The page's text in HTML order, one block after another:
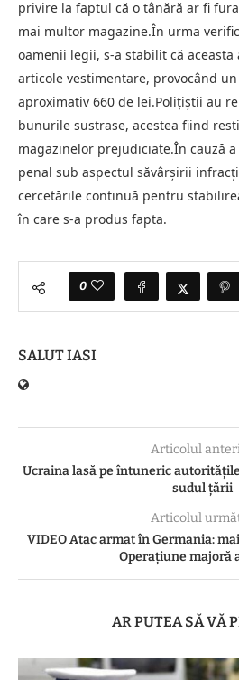
privire la faptul că o tânără ar fi
mai multor magazine.În urma
oamenii legii, s-a stabilit că
articole vestimentare, provocând
aproximativ 660 de lei.Polițiștii au
bunurile sustrase, acestea fiind
magazinelor prejudiciate.În cauză
penal sub aspectul săvârșirii
cercetările continuă pentru
în care s-a produs fapta.
0
SALUT IASI
Articolul
Ucraina lasă pe întuneric
sudul țării
Articolul
VIDEO Atac armat în Germania:
Operațiune majoră
AR PUTEA SĂ VĂ